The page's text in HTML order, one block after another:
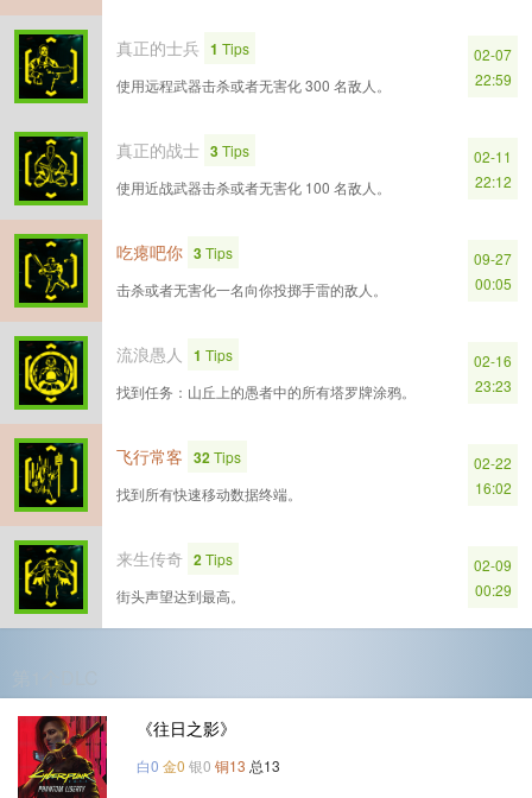
真正的士兵 1 Tips
使用远程武器击杀或者无害化 300 名敌人。
02-07
22:59
真正的战士 3Tips
使用近战武器击杀或者无害化 100 名敌人。
02-11
22:12
吃瘪吧你 3Tips
击杀或者无害化一名向你投掷手雷的敌人。
09-27
00:05
流浪愚人 1 Tips
找到任务：山丘上的愚者中的所有塔罗牌涂鸦。
02-16
23:23
飞行常客 32Tips
找到所有快速移动数据终端。
02-22
16:02
来生传奇 2Tips
街头声望达到最高。
02-09
00:29
《往日之影》
白0 金0 银0 铜13 总13